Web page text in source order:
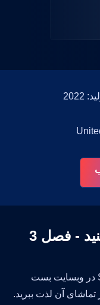
زیرنویس فارسی سریال ببینید - فصل 3
زیرنویس فارسی سریال See - Season 3 در وبسایت بست
تماشای آن لذت ببرید.